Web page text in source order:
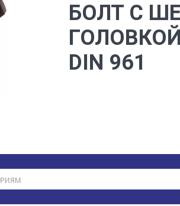
БОЛТ С
DIN 961